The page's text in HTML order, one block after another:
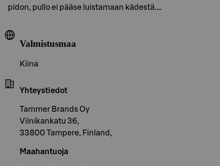
pidon, pullo ei pääse luistamaan kädestä.…
Valmistusmaa
Kiina
Yhteystiedot
Tammer Brands Oy
Viinikankatu 36,
33800 Tampere, Finland,
Maahantuoja